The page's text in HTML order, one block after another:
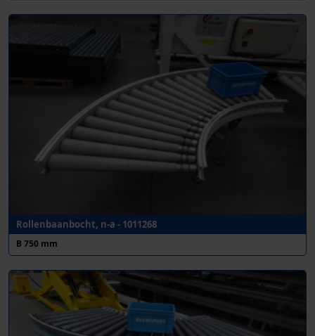
Rollenbaanbocht, n-a - 1011268
B 750 mm